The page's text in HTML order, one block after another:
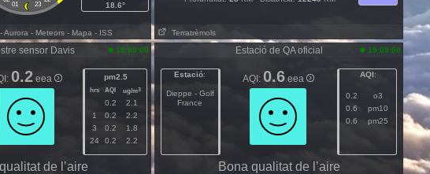
01 23
18.6°
- Aurora - Meteors - Mapa - ISS Terratrèmols
sensor Davis 19:00:00
0.2 eea pm2.5
hrs AQI ug/m3
0.2
2.1
1
0.2
2.2
3
0.2
1.8
24
0.2 2.2
de l’aire
Estació de QA oficial 19:00:00
Estació:
Dieppe - Golf
France
AQI: 0.6 eea AQI:
0.2
o3
0.6
pm10
0.6
pm25
Bona qualitat de l’aire